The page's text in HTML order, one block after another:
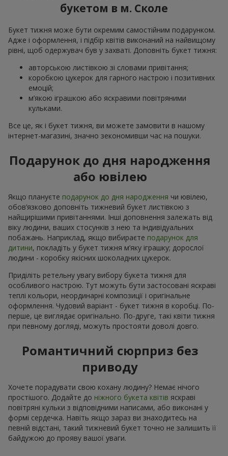
букетом в м. Сколе
Букет тижня може бути окремим самостійним подарунком.
Адже і оформлення, і підбір квітів виконаний на найвищому
рівні, щоб одержувач був у захваті. Доповніть букет тижня:
авторською листівкою зі словами привітання;
коробкою цукерок для гарного настрою і позитивних
емоцій;
м’якою іграшкою або яскравими повітряними
кульками.
Все це, як і букет тижня, ви можете замовити в нашому
інтернет-магазині, значно зекономивши час на пошуки.
Подарунок до дня народження
або ювілею
Якщо плануєте подарунок до дня народження чи ювілею,
обов’язково доповніть тижневий букет листівкою з
найщирішими привітаннями. Інші доповнення залежать від
віку людини, ваших стосунків з нею та індивідуальних
побажань. Наприклад, якщо вибираєте подарунок для
дитини, покладіть у букет тижня м’яку іграшку; дорослої
людини - коробку якісних шоколадних цукерок.
Приділіть ретельну увагу вибору букета тижня для
особливого настрою. Тут можуть бути застосовані яскраві
теплі кольори, неординарні композиції і оригінальне
оформлення. Чудовий варіант - букет тижня в коробці. По-
перше, це виглядає оригінально. По-друге, такі квіти тижня
при певному догляді, можуть простояти доволі довго.
Романтичний сюрприз без
приводу
Хочете порадувати свою кохану людину? Немає нічого
простішого. Додайте до ніжного букета квітів яскраві
повітряні кульки з відповідними написами, або виконані у
формі сердечка. Навіть якщо зараз ви знаходитесь на
певній відстані, такий тижневий букет точно не залишить її
байдужою до прояву вашої уваги.